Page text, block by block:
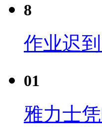
8
作业迟
01
雅力士